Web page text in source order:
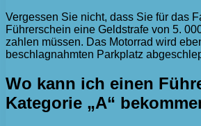
Vergessen Sie nicht, dass Sie für das
Führerschein eine Geldstrafe von 5.
zahlen müssen. Das Motorrad wird
beschlagnahmten Parkplatz
Wo kann ich einen
Kategorie „A“